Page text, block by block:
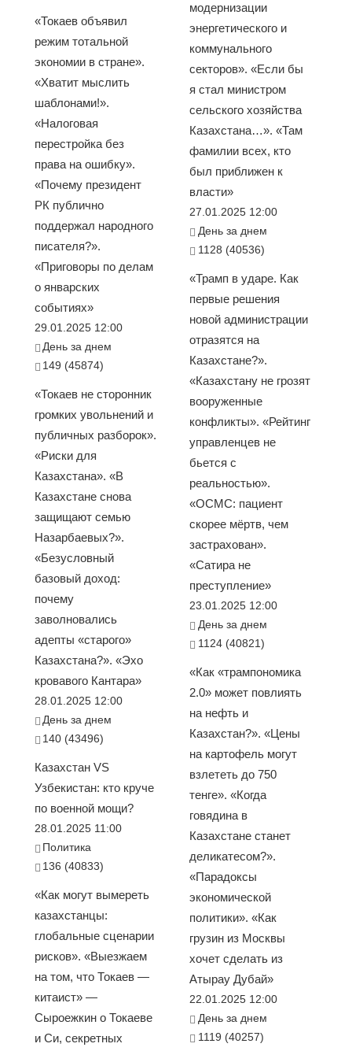
«Токаев объявил
режим тотальной
экономии в стране».
«Хватит мыслить
шаблонами!».
«Налоговая
перестройка без
права на ошибку».
«Почему президент
РК публично
поддержал народного
писателя?».
«Приговоры по делам
о январских
событиях»
29.01.2025 12:00
День за днем
149 (45874)
«Токаев не сторонник
громких увольнений и
публичных разборок».
«Риски для
Казахстана». «В
Казахстане снова
защищают семью
Назарбаевых?».
«Безусловный
базовый доход:
почему
заволновались
адепты «старого»
Казахстана?». «Эхо
кровавого Кантара»
28.01.2025 12:00
День за днем
140 (43496)
Казахстан VS
Узбекистан: кто круче
по военной мощи?
28.01.2025 11:00
Политика
136 (40833)
«Как могут вымереть
казахстанцы:
глобальные сценарии
рисков». «Выезжаем
на том, что Токаев —
китаист» —
Сыроежкин о Токаеве
и Си, секретных
модернизации
энергетического и
коммунального
секторов». «Если бы
я стал министром
сельского хозяйства
Казахстана…». «Там
фамилии всех, кто
был приближен к
власти»
27.01.2025 12:00
День за днем
1128 (40536)
«Трамп в ударе. Как
первые решения
новой администрации
отразятся на
Казахстане?».
«Казахстану не грозят
вооруженные
конфликты». «Рейтинг
управленцев не
бьется с
реальностью».
«ОСМС: пациент
скорее мёртв, чем
застрахован».
«Сатира не
преступление»
23.01.2025 12:00
День за днем
1124 (40821)
«Как «трампономика
2.0» может повлиять
на нефть и
Казахстан?». «Цены
на картофель могут
взлететь до 750
тенге». «Когда
говядина в
Казахстане станет
деликатесом?».
«Парадоксы
экономической
политики». «Как
грузин из Москвы
хочет сделать из
Атырау Дубай»
22.01.2025 12:00
День за днем
1119 (40257)